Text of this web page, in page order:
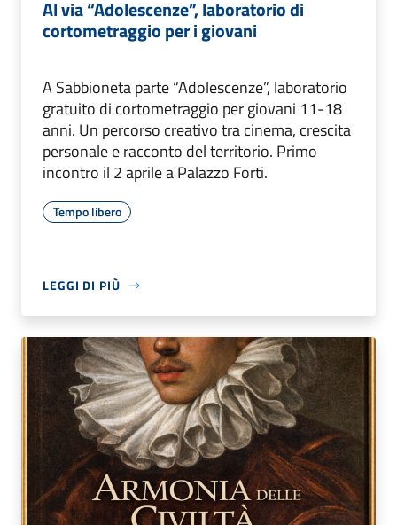
Al via “Adolescenze”, laboratorio di
cortometraggio per i giovani
A Sabbioneta parte “Adolescenze”, laboratorio
gratuito di cortometraggio per giovani 11-18
anni. Un percorso creativo tra cinema, crescita
personale e racconto del territorio. Primo
incontro il 2 aprile a Palazzo Forti.
Tempo libero
LEGGI DI PIÙ